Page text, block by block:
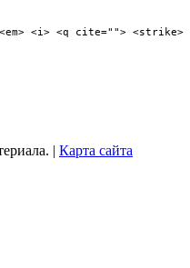
<i> <q cite=""> <strike>
| Карта сайта